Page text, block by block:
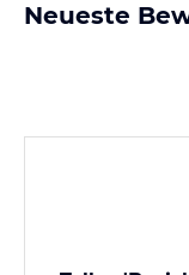
Neueste